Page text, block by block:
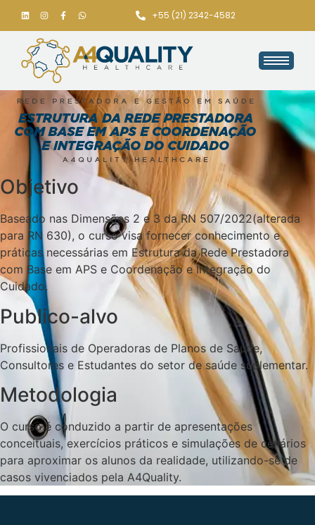
+55 (21) 2342-4582
Objetivo
Baseado nas Dimensões 2 e 3 da RN 507/2022(alterada
para RN 630), o curso visa fornecer conhecimento e
práticas necessárias em Estrutura da Rede Prestadora
com Base em APS e Coordenação e Integração do
Cuidado.
Publico-alvo
Profissionais de Operadoras de Planos de Saúde,
Consultores e Estudantes do setor de saúde suplementar.
Metodologia
O curso é conduzido a partir de apresentações
conceituais, exercícios práticos e simulações de cenários
para aproximar os alunos da realidade, utilizando-se de
casos vivenciados pela A4Quality.